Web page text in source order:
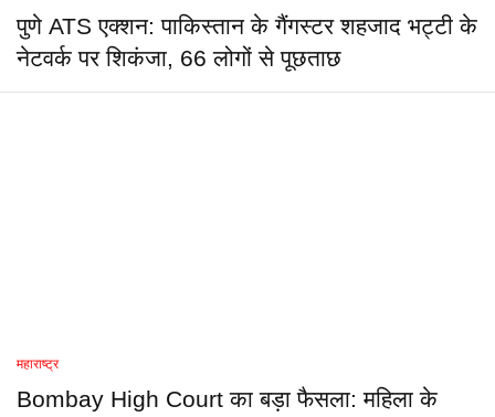
पुणे ATS एक्शन: पाकिस्तान के गैंगस्टर शहजाद भट्टी के
नेटवर्क पर शिकंजा, 66 लोगों से पूछताछ
महाराष्ट्र
Bombay High Court का बड़ा फैसला: महिला के